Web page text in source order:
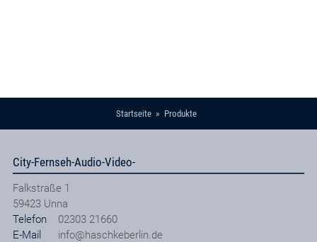
Startseite Produkte
City-Fernseh-Audio-Video-
Falkstraße 1
59423 Unna
Telefon
02303 21660
E-Mail
info@haschkeberlin.de